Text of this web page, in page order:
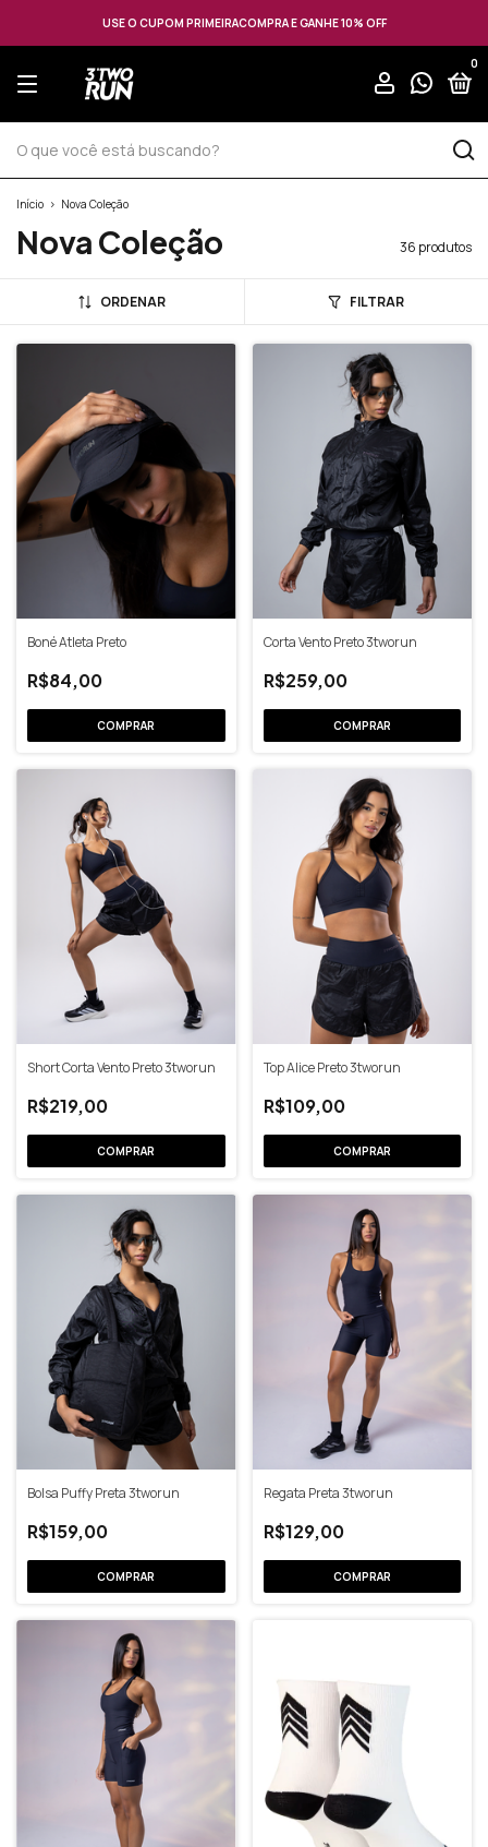
USE O CUPOM PRIMEIRACOMPRA E GANHE 10% OFF
0
Início > Nova Coleção
Nova Coleção 36 produtos
ORDENAR FILTRAR
Boné Atleta Preto
R$84,00
Corta Vento Preto 3tworun
R$259,00
COMPRAR
Short Corta Vento Preto 3tworun
R$219,00
COMPRAR
Top Alice Preto 3tworun
R$109,00
COMPRAR
Bolsa Puffy Preta 3tworun
R$159,00
Regata Preta 3tworun
R$129,00
COMPRAR